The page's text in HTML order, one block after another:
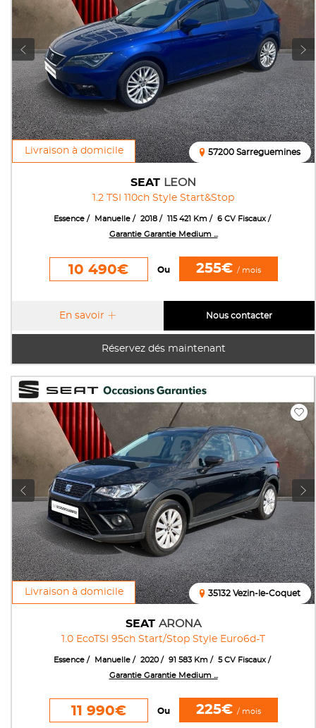
Livraison à domicile
SEAT LEON
1.2 TSI 110ch Style Start&Stop
57200 Sarreguemines
Essence Manuelle 2018 115 421 Km
6 CV Fiscaux
Garantie Garantie Medium ...
10 490€ Ou 255€ / mois
Réservez dés maintenant
En savoir Nous contacter
Livraison à domicile
SEAT ARONA
1.0 EcoTSI 95ch Start/Stop Style Euro6d-T
35132 Vezin-le-Coquet
Essence Manuelle 2020 91 583 Km
5 CV Fiscaux
Garantie Garantie Medium ...
11 990€ Ou 225€ / mois